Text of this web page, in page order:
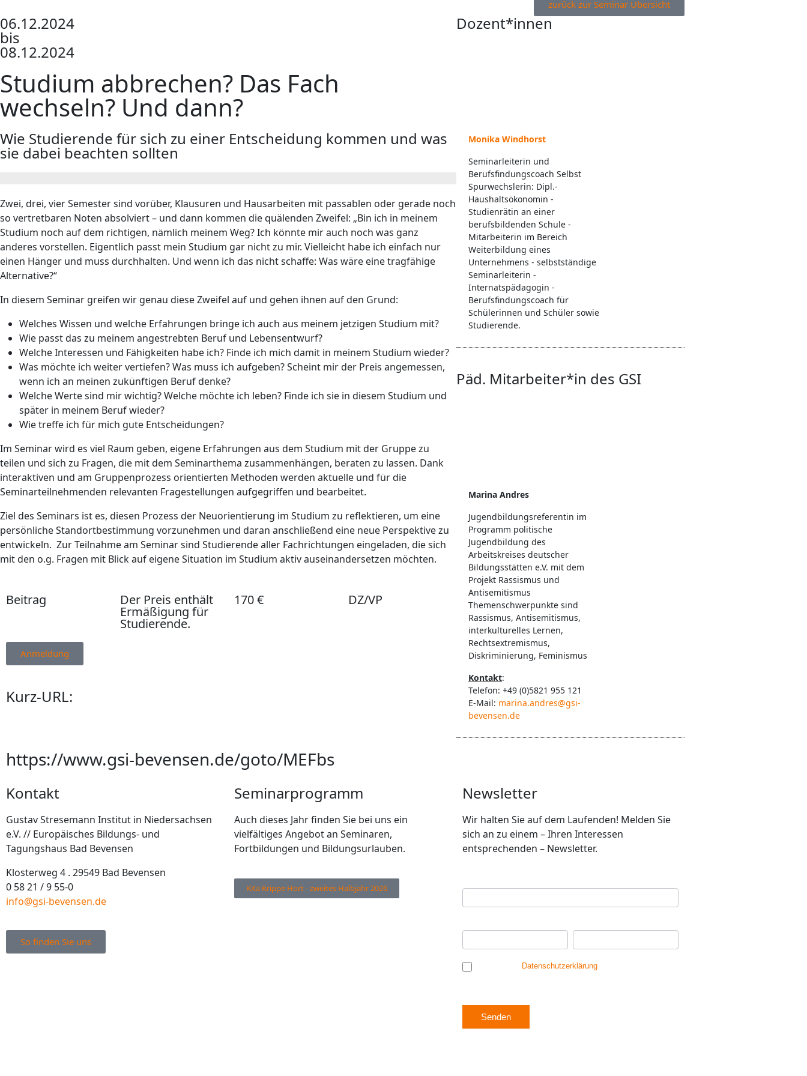
zurück zur Seminar Übersicht
06.12.2024
bis
08.12.2024
Studium abbrechen? Das Fach
wechseln? Und dann?
Wie Studierende für sich zu einer Entscheidung kommen und was
sie dabei beachten sollten
Zwei, drei, vier Semester sind vorüber, Klausuren und Hausarbeiten mit passablen oder gerade noch
so vertretbaren Noten absolviert – und dann kommen die quälenden Zweifel: „Bin ich in meinem
Studium noch auf dem richtigen, nämlich meinem Weg? Ich könnte mir auch noch was ganz
anderes vorstellen. Eigentlich passt mein Studium gar nicht zu mir. Vielleicht habe ich einfach nur
einen Hänger und muss durchhalten. Und wenn ich das nicht schaffe: Was wäre eine tragfähige
Alternative?“
In diesem Seminar greifen wir genau diese Zweifel auf und gehen ihnen auf den Grund:
Welches Wissen und welche Erfahrungen bringe ich auch aus meinem jetzigen Studium mit?
Wie passt das zu meinem angestrebten Beruf und Lebensentwurf?
Welche Interessen und Fähigkeiten habe ich? Finde ich mich damit in meinem Studium wieder?
Was möchte ich weiter vertiefen? Was muss ich aufgeben? Scheint mir der Preis angemessen,
wenn ich an meinen zukünftigen Beruf denke?
Welche Werte sind mir wichtig? Welche möchte ich leben? Finde ich sie in diesem Studium und
später in meinem Beruf wieder?
Wie treffe ich für mich gute Entscheidungen?
Im Seminar wird es viel Raum geben, eigene Erfahrungen aus dem Studium mit der Gruppe zu
teilen und sich zu Fragen, die mit dem Seminarthema zusammenhängen, beraten zu lassen. Dank
interaktiven und am Gruppenprozess orientierten Methoden werden aktuelle und für die
Seminarteilnehmenden relevanten Fragestellungen aufgegriffen und bearbeitet.
Ziel des Seminars ist es, diesen Prozess der Neuorientierung im Studium zu reflektieren, um eine
persönliche Standortbestimmung vorzunehmen und daran anschließend eine neue Perspektive zu
entwickeln. Zur Teilnahme am Seminar sind Studierende aller Fachrichtungen eingeladen, die sich
mit den o.g. Fragen mit Blick auf eigene Situation im Studium aktiv auseinandersetzen möchten.
Beitrag Der Preis enthält
Ermäßigung für
Studierende.
170 € DZ/VP
Anmeldung
Kurz-URL:
https://www.gsi-bevensen.de/goto/MEFbs
Dozent*innen
Monika Windhorst
Seminarleiterin und
Berufsfindungscoach Selbst
Spurwechslerin: Dipl.-
Haushaltsökonomin -
Studienrätin an einer
berufsbildenden Schule -
Mitarbeiterin im Bereich
Weiterbildung eines
Unternehmens - selbstständige
Seminarleiterin -
Internatspädagogin -
Berufsfindungscoach für
Schülerinnen und Schüler sowie
Studierende.
Päd. Mitarbeiter*in des GSI
Marina Andres
Jugendbildungsreferentin im
Programm politische
Jugendbildung des
Arbeitskreises deutscher
Bildungsstätten e.V. mit dem
Projekt Rassismus und
Antisemitismus
Themenschwerpunkte sind
Rassismus, Antisemitismus,
interkulturelles Lernen,
Rechtsextremismus,
Diskriminierung, Feminismus
Kontakt:
Telefon: +49 (0)5821 955 121
E-Mail: marina.andres@gsi-
bevensen.de
Kontakt
Gustav Stresemann Institut in Niedersachsen
e.V. // Europäisches Bildungs- und
Tagungshaus Bad Bevensen
Klosterweg 4 . 29549 Bad Bevensen
0 58 21 / 9 55-0
info@gsi-bevensen.de
So finden Sie uns
Seminarprogramm
Auch dieses Jahr finden Sie bei uns ein
vielfältiges Angebot an Seminaren,
Fortbildungen und Bildungsurlauben.
Kita Krippe Hort - zweites Halbjahr 2026
Newsletter
Wir halten Sie auf dem Laufenden! Melden Sie
sich an zu einem – Ihren Interessen
entsprechenden – Newsletter.
Newsletter
Anmeldung
Datenschutzerklärunggelesen und erkläre
Senden